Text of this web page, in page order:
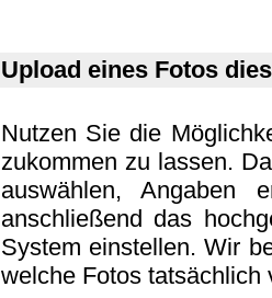
Upload eines Fotos
Nutzen Sie die
zukommen zu lassen.
auswählen, Angaben
anschließend das
System einstellen. Wir
welche Fotos tatsächlich